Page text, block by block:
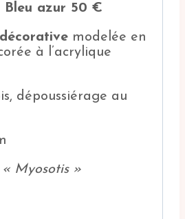
Bleu azur 50 €
modelée en
à l’acrylique
dépoussiérage au
Myosotis »